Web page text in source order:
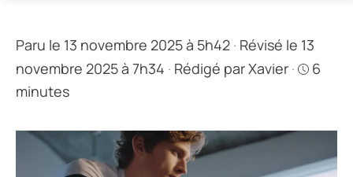
Paru le 13 novembre 2025 à 5h42 · Révisé le 13
novembre 2025 à 7h34 · Rédigé parXavier ·
6
minutes